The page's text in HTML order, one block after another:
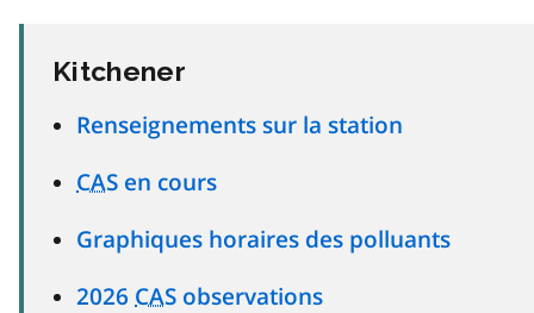
Kitchener
Renseignements sur la station
CAS en cours
Graphiques horaires des polluants
2026 CAS observations